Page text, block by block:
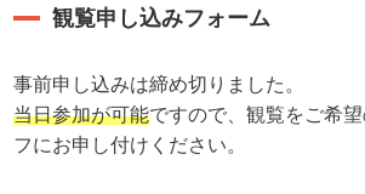
観覧申し込みフォーム
事前申し込みは締め切りました。
当日参加が可能ですので、観覧をご希
フにお申し付けください。